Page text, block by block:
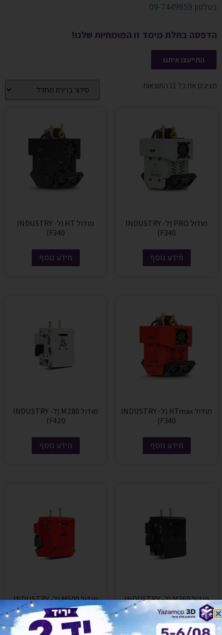
בטלפון 09-7449959
הדפסה בתלת מימד זו המומחיות שלנו!
התייעצו איתנו
מציגים את כל ⁦11⁩ התוצאות
מודול PRO (ל- INDUSTRY
F340)
מידע נוסף
מודול HT (ל- INDUSTRY
F340)
מידע נוסף
מודול HTmax (ל- INDUSTRY
F340)
מידע נוסף
מודול M280 (ל- INDUSTRY
F420)
מידע נוסף
מודול M360 (ל- INDUSTRY
F420)
מודול M500 (ל- INDUSTRY
F420)